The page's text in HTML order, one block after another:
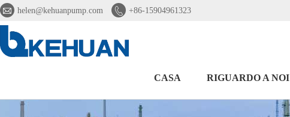
 helen@kehuanpump.com  +86-15904961323
CASA RIGUARDO A NOI